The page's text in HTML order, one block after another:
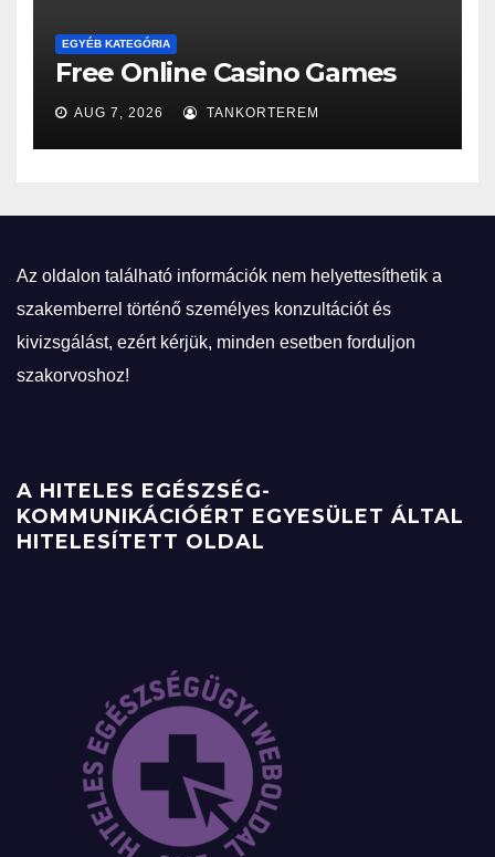
EGYÉB KATEGÓRIA
Free Online Casino Games
AUG 7, 2026 TANKORTEREM
Az oldalon található információk nem helyettesíthetik a
szakemberrel történő személyes konzultációt és
kivizsgálást, ezért kérjük, minden esetben forduljon
szakorvoshoz!
A HITELES EGÉSZSÉG-
KOMMUNIKÁCIÓÉRT EGYESÜLET ÁLTAL
HITELESÍTETT OLDAL